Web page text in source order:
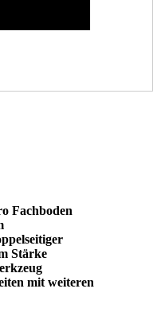
Fachboden
Stärke
mit weiteren